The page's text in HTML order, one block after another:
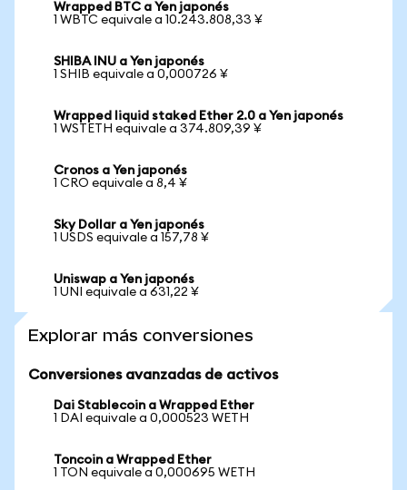
Wrapped BTC a Yen japonés
1 WBTC equivale a 10.243.808,33 ¥
SHIBA INU a Yen japonés
1 SHIB equivale a 0,000726 ¥
Wrapped liquid staked Ether 2.0 a Yen japonés
1 WSTETH equivale a 374.809,39 ¥
Cronos a Yen japonés
1 CRO equivale a 8,4 ¥
Sky Dollar a Yen japonés
1 USDS equivale a 157,78 ¥
Uniswap a Yen japonés
1 UNI equivale a 631,22 ¥
Explorar más conversiones
Conversiones avanzadas de activos
Dai Stablecoin a Wrapped Ether
1 DAI equivale a 0,000523 WETH
Toncoin a Wrapped Ether
1 TON equivale a 0,000695 WETH